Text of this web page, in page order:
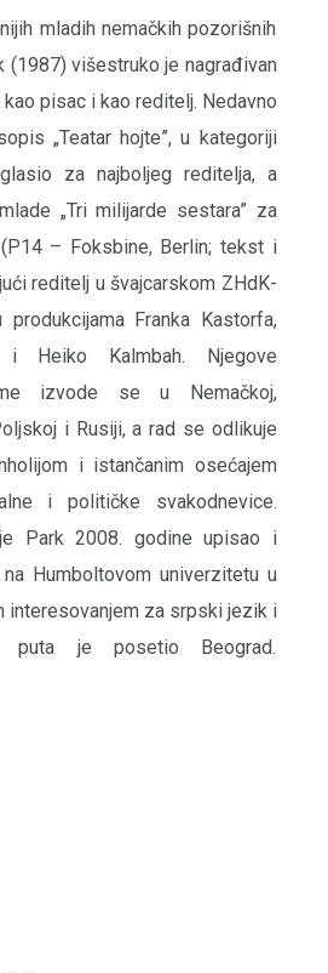
mladih nemačkih pozorišnih
(1987) višestruko je nagrađivan
pisac i kao reditelj. Nedavno
„Teatar hojte”, u kategoriji
za najboljeg reditelja, a
„Tri milijarde sestara” za
– Foksbine, Berlin; tekst i
reditelj u švajcarskom ZHdK-
Franka Kastorfa,
i Heiko Kalmbah. Njegove
izvode se u Nemačkoj,
i Rusiji, a rad se odlikuje
i istančanim osećajem
i političke svakodnevice.
Park 2008. godine upisao i
Humboltovom univerzitetu u
interesovanjem za srpski jezik i
puta je posetio Beograd.